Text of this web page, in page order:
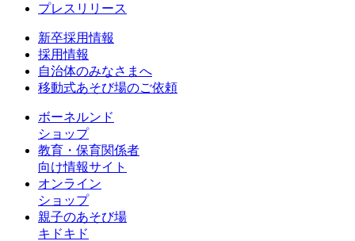
プレスリリース
新卒採用情報
採用情報
自治体のみなさまへ
移動式あそび場のご依頼
ボーネルンド
ショップ
教育・保育関係者
向け情報サイト
オンライン
ショップ
親子のあそび場
キドキド